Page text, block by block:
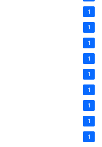
1
1
1
1
1
1
1
1
1